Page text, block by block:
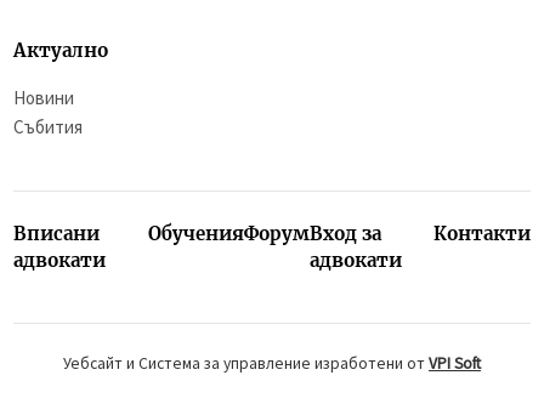
Актуално
Новини
Събития
Вписани
адвокати
ОбученияФорумВход за
адвокати
Контакти
Уебсайт и Система за управление изработени отVPI Soft